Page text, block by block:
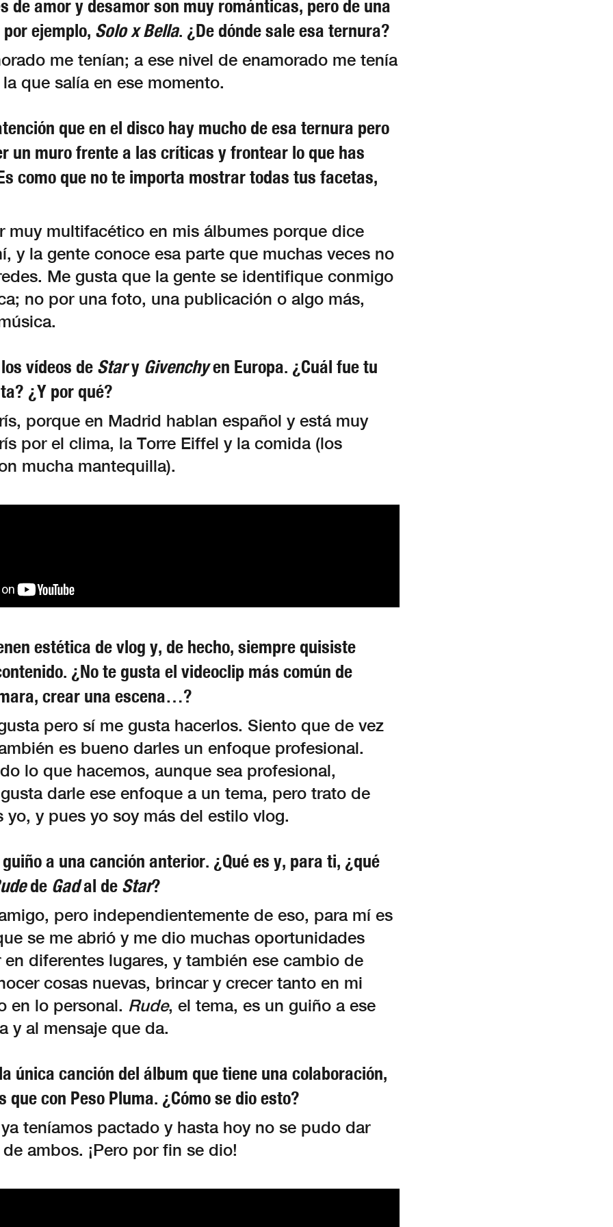
de amor y desamor son muy románticas, pero de una
ejemplo, Solo x Bella. ¿De dónde sale esa ternura?
me tenían; a ese nivel de enamorado me tenía
que salía en ese momento.
que en el disco hay mucho de esa ternura pero
un muro frente a las críticas y frontear lo que has
como que no te importa mostrar todas tus facetas,
muy multifacético en mis álbumes porque dice
y la gente conoce esa parte que muchas veces no
Me gusta que la gente se identifique conmigo
no por una foto, una publicación o algo más,
vídeos de Stary Givenchyen Europa. ¿Cuál fue tu
¿Y por qué?
porque en Madrid hablan español y está muy
por el clima, la Torre Eiffel y la comida (los
mucha mantequilla).
estética de vlog y, de hecho, siempre quisiste
¿No te gusta el videoclip más común de
crear una escena…?
pero sí me gusta hacerlos. Siento que de vez
es bueno darles un enfoque profesional.
lo que hacemos, aunque sea profesional,
darle ese enfoque a un tema, pero trato de
yo, y pues yo soy más del estilo vlog.
a una canción anterior. ¿Qué es y, para ti, ¿qué
de Gadal de Star?
pero independientemente de eso, para mí es
se me abrió y me dio muchas oportunidades
en diferentes lugares, y también ese cambio de
cosas nuevas, brincar y crecer tanto en mi
en lo personal. Rude, el tema, es un guiño a ese
y al mensaje que da.
única canción del álbum que tiene una colaboración,
que con Peso Pluma. ¿Cómo se dio esto?
teníamos pactado y hasta hoy no se pudo dar
ambos. ¡Pero por fin se dio!